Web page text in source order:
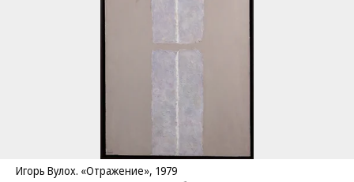
Игорь Вулох. «Отражение», 1979